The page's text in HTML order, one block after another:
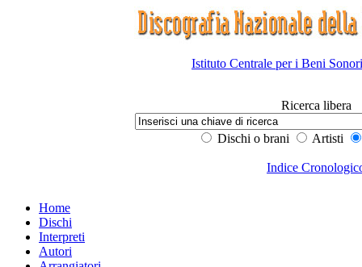
Istituto Centrale per i Beni
Ricerca libera
Dischi o brani Artisti
Indice
Home
Dischi
Interpreti
Autori